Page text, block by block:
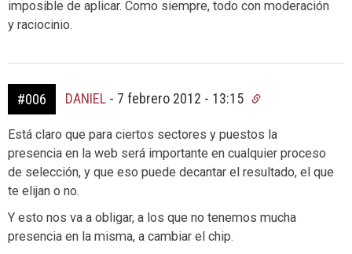
imposible de aplicar. Como siempre, todo con moderación
y raciocinio.
#006 DANIEL - 7 febrero 2012 - 13:15
Está claro que para ciertos sectores y puestos la
presencia en la web será importante en cualquier proceso
de selección, y que eso puede decantar el resultado, el que
te elijan o no.
Y esto nos va a obligar, a los que no tenemos mucha
presencia en la misma, a cambiar el chip.